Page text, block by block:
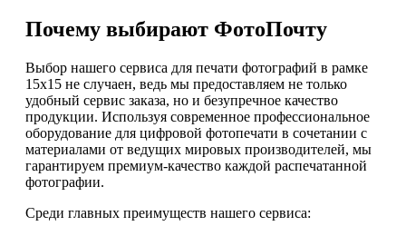
Почему выбирают ФотоПочту
Выбор нашего сервиса для печати фотографий в рамке
15х15 не случаен, ведь мы предоставляем не только
удобный сервис заказа, но и безупречное качество
продукции. Используя современное профессиональное
оборудование для цифровой фотопечати в сочетании с
материалами от ведущих мировых производителей, мы
гарантируем премиум-качество каждой распечатанной
фотографии.
Среди главных преимуществ нашего сервиса: